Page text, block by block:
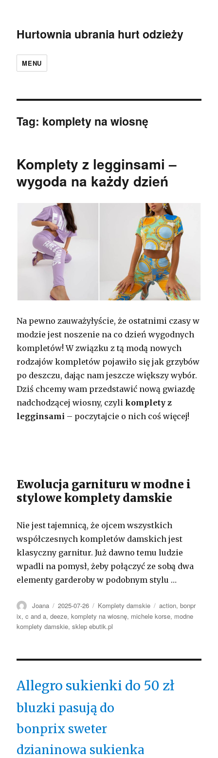
Hurtownia ubrania hurt odzieży
MENU
Tag: komplety na wiosnę
Komplety z legginsami –
wygoda na każdy dzień
Na pewno zauważyłyście, że ostatnimi czasy w
modzie jest noszenie na co dzień wygodnych
kompletów! W związku z tą modą nowych
rodzajów kompletów pojawiło się jak grzybów
po deszczu, dając nam jeszcze większy wybór.
Dziś chcemy wam przedstawić nową gwiazdę
nadchodzącej wiosny, czylikomplety z
legginsami – poczytajcie o nich coś więcej!
Ewolucja garnituru w modne i
stylowe komplety damskie
Nie jest tajemnicą, że ojcem wszystkich
współczesnych kompletów damskich jest
klasyczny garnitur. Już dawno temu ludzie
wpadli na pomysł, żeby połączyć ze sobą dwa
elementy garderoby w podobnym stylu …
Autor
Joana Opublikowano
2025-07-26 Kategorie
Komplety damskie Tagi
action,bonpr
ix,c and a,deeze,komplety na wiosnę, michele korse, modne
komplety damskie,sklep ebutik.pl
Allegro sukienki do 50 zł
bluzki pasują do
bonprix sweter
dzianinowa sukienka